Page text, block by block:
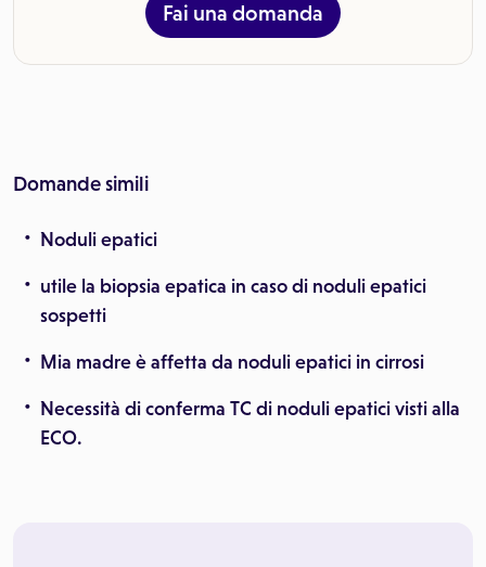
Fai una domanda
Domande simili
Noduli epatici
utile la biopsia epatica in caso di noduli epatici
sospetti
Mia madre è affetta da noduli epatici in cirrosi
Necessità di conferma TC di noduli epatici visti alla
ECO.